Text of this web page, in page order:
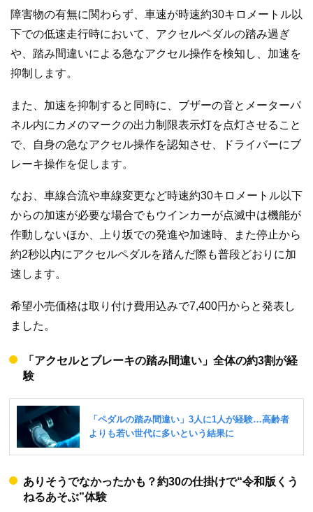
障害物の有無に関わらず、車速が時速約30キロメートル以
下での低速走行時において、アクセルペダルの踏み過ぎ
や、踏み間違いによる急なアクセル操作を検知し、加速を
抑制します。
また、加速を抑制すると同時に、ブザーの音とメーターパ
ネル内にカメのマークの出力制限表示灯を点灯させること
で、自身の急なアクセル操作を認知させ、ドライバーにブ
レーキ操作を促します。
なお、車線合流や車線変更など時速約30キロメートル以下
からの加速が必要な場合でもウインカーが点滅中は機能が
作動しないほか、上り坂での発進や加速時、また停止から
約2秒以内にアクセルペダルを踏んだ際も普段どおりに加
速します。
希望小売価格は取り付け費用込みで7,400円からと発表し
ました。
「アクセルとブレーキの踏み間違い」全体の約3割が経
験
ありそうでなかったかも？約30の仕掛けで“令和版くう
ねるあそぶ”体験